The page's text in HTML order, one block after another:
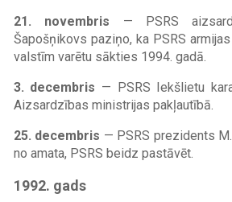
21. novembris — PSRS
Šapošņikovs paziņo, ka PSRS
valstīm varētu sākties 1994. gadā.
3. decembris — PSRS Iekšlietu
Aizsardzības ministrijas pakļautībā.
25. decembris — PSRS prezidents
no amata, PSRS beidz pastāvēt.
1992. gads